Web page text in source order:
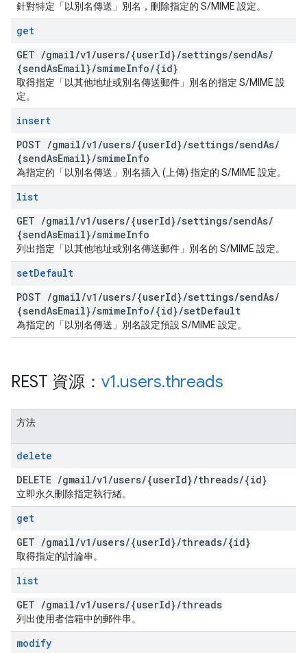
針對特定「以別名傳送」別名，刪除指定的 S/MIME 設定。
get
GET /gmail/v1 /users/{userId}/settings/sendAs/
{sendAsEmail}/smimeInfo/{id}
取得指定「以其他地址或別名傳送郵件」別名的指定 S/MIME 設
定。
insert
POST /gmail/v1 /users/{userId}/settings/sendAs/
{sendAsEmail}/smimeInfo
為指定的「以別名傳送」別名插入 (上傳) 指定的 S/MIME 設定。
list
GET /gmail/v1 /users/{userId}/settings/sendAs/
{sendAsEmail}/smimeInfo
列出指定「以其他地址或別名傳送郵件」別名的 S/MIME 設定。
setDefault
POST /gmail/v1 /users/{userId}/settings/sendAs/
{sendAsEmail}/smimeInfo/{id}/setDefault
為指定的「以別名傳送」別名設定預設 S/MIME 設定。
REST 資源： v1.users.threads
方法
delete
DELETE /gmail/v1 /users/{userId}/threads/{id}
立即永久刪除指定執行緒。
get
GET /gmail/v1 /users/{userId}/threads/{id}
取得指定的討論串。
list
GET /gmail/v1 /users/{userId}/threads
列出使用者信箱中的郵件串。
modify